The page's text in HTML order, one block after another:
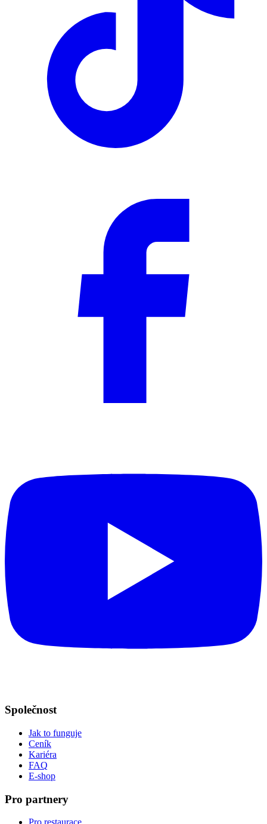
Společnost
Jak to funguje
Ceník
Kariéra
FAQ
E-shop
Pro partnery